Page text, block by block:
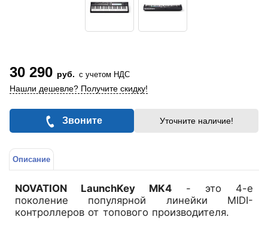
30 290 руб. с учетом НДС
Нашли дешевле? Получите скидку!
Звоните Уточните наличие!
Описание
NOVATION LaunchKey MK4 - это 4-е
поколение популярной линейки MIDI-
контроллеров от топового производителя.